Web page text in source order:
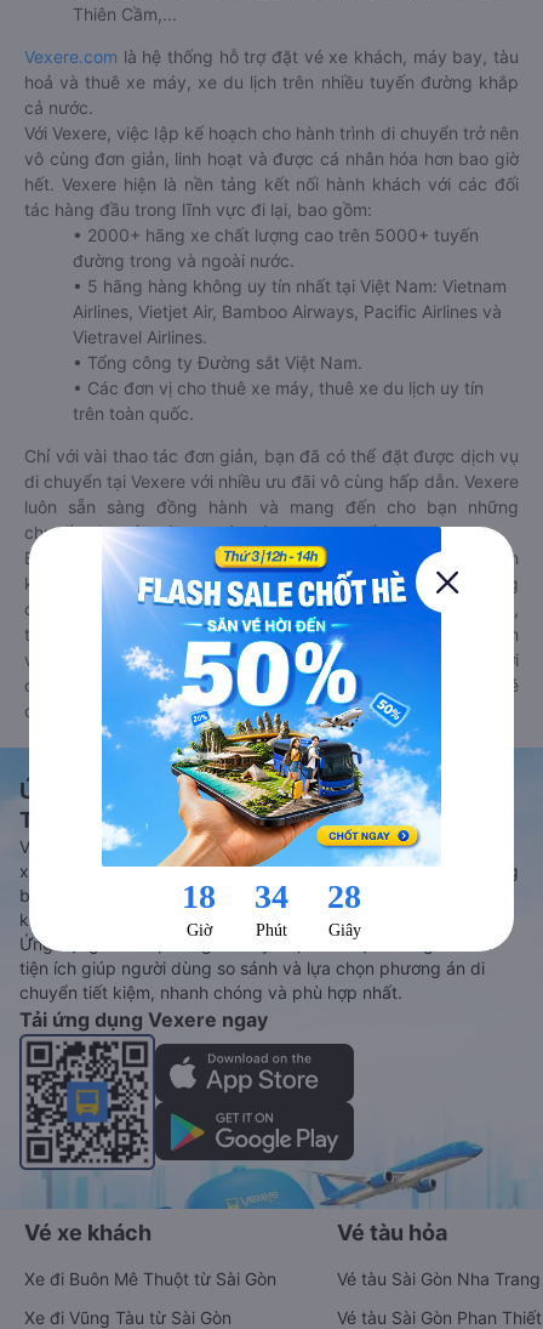
Thiên Cầm,...
Vexere.com là hệ thống hỗ trợ đặt vé xe khách, máy bay, tàu
hoả và thuê xe máy, xe du lịch trên nhiều tuyến đường khắp
cả nước.
Với Vexere, việc lập kế hoạch cho hành trình di chuyển trở nên
vô cùng đơn giản, linh hoạt và được cá nhân hóa hơn bao giờ
hết. Vexere hiện là nền tảng kết nối hành khách với các đối
tác hàng đầu trong lĩnh vực đi lại, bao gồm:
• 2000+ hãng xe chất lượng cao trên 5000+ tuyến
đường trong và ngoài nước.
• 5 hãng hàng không uy tín nhất tại Việt Nam: Vietnam
Airlines, Vietjet Air, Bamboo Airways, Pacific Airlines và
Vietravel Airlines.
• Tổng công ty Đường sắt Việt Nam.
• Các đơn vị cho thuê xe máy, thuê xe du lịch uy tín
trên toàn quốc.
Chỉ với vài thao tác đơn giản, bạn đã có thể đặt được dịch vụ
di chuyển tại Vexere với nhiều ưu đãi vô cùng hấp dẫn. Vexere
luôn sẵn sàng đồng hành và mang đến cho bạn những
chuyến đi thoải mái, an toàn và trọn vẹn nhất.
Bên cạnh đó, bạn có thể tham khảo thêm các phương tiện
khác tại
Goyolo.com cho chuyến đi sắp tới. Goyolo là nền tảng
đặt vé cho phép người dùng so sánh giá cả, giờ khởi hành,
thời gian di chuyển của nhiều phương tiện máy bay, xe khách
và tàu hoả. Hệ thống của Goyolo được liên kết trực tiếp với
các hãng máy bay, xe khách và tàu hoả, luôn đảm bảo có vé
cho bạn di chuyển.
Ứng dụng đặt vé Xe khách, Máy bay,
Tàu hoả và Thuê xe
Vexere - ứng dụng đặt vé đa phương tiện với hơn 3000+ nhà
xe chất lượng cao, 5000+ tuyến đường toàn quốc, tất cả hãng
bay và hãng tàu cùng dịch vụ thuê xe máy, xe du lịch phủ
khắp các tỉnh thành tại Việt Nam.
Ứng dụng hiển thị thông tin đầy đủ, minh bạch cùng vô vàn
tiện ích giúp người dùng so sánh và lựa chọn phương án di
chuyển tiết kiệm, nhanh chóng và phù hợp nhất.
Tải ứng dụng Vexere ngay
Vé xe khách
Xe đi Buôn Mê Thuột từ Sài Gòn
Xe đi Vũng Tàu từ Sài Gòn
Vé tàu hỏa
Vé tàu Sài Gòn Nha Trang
Vé tàu Sài Gòn Phan Thiết